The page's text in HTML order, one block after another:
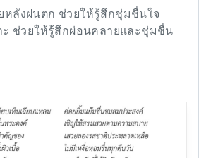
หลังฝนตก ช่วยให้รู้สึกชุ่มชื่นใจ
าะ ช่วยให้รู้สึกผ่อนคลายและชุ่มชื่น